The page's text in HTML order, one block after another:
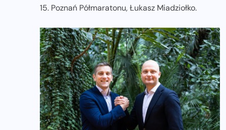
15. Poznań Półmaratonu, Łukasz Miadziołko.